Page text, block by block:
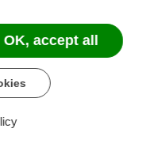
OK, accept all